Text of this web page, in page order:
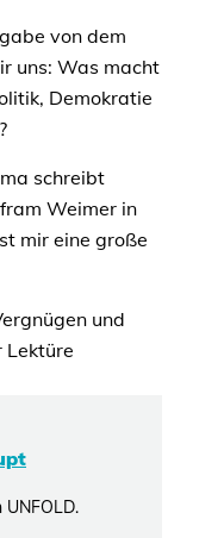
von dem
uns: Was macht
Demokratie
schreibt
Weimer in
mir eine große
und
Lektüre